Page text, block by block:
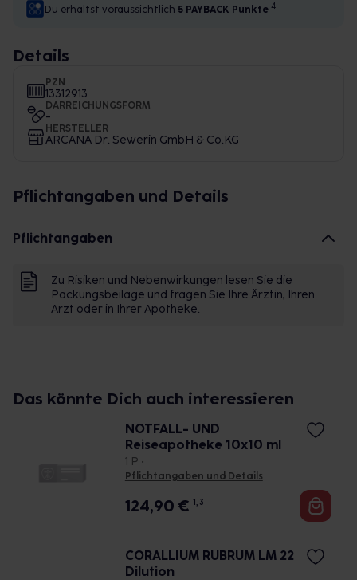
Du erhältst voraussichtlich 5 PAYBACK Punkte 4
Details
PZN
13312913
DARREICHUNGSFORM
-
HERSTELLER
ARCANA Dr. Sewerin GmbH & Co.KG
Pflichtangaben und Details
Pflichtangaben
Zu Risiken und Nebenwirkungen lesen Sie die
Packungsbeilage und fragen Sie Ihre Ärztin, Ihren
Arzt oder in Ihrer Apotheke.
Das könnte Dich auch interessieren
NOTFALL- UND
Reiseapotheke 10x10 ml
1 P •
Pflichtangaben und Details
124,90 € 1, 3
CORALLIUM RUBRUM LM 22
Dilution